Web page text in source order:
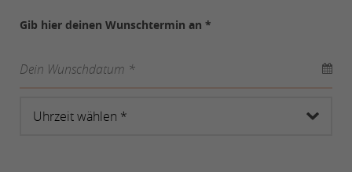
Gib hier deinen Wunschtermin an *
Dein Wunschdatum *